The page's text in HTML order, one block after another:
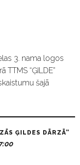
3. nama logos
TTMS “ĢILDE”
šajā
ĢILDES DĀRZĀ”